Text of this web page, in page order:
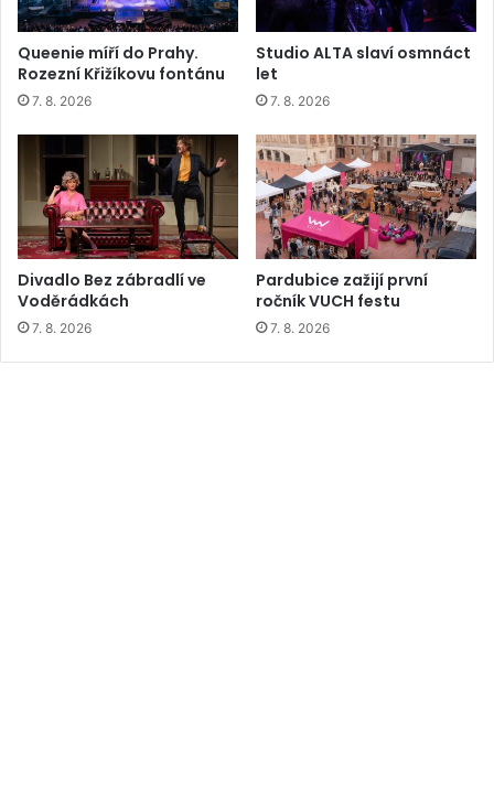
Queenie míří do Prahy.
Rozezní Křižíkovu fontánu
7. 8. 2026
Studio ALTA slaví osmnáct
let
7. 8. 2026
Divadlo Bez zábradlí ve
Voděrádkách
7. 8. 2026
Pardubice zažijí první
ročník VUCH festu
7. 8. 2026